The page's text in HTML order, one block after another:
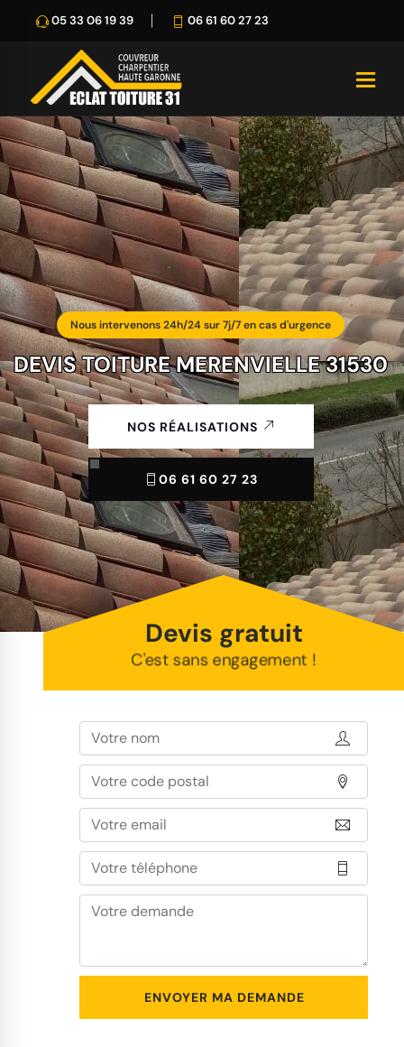
05 33 06 19 39 06 61 60 27 23
Nous intervenons 24h/24 sur 7j/7 en cas d'urgence
DEVIS TOITURE MERENVIELLE 31530
NOS RÉALISATIONS
06 61 60 27 23
Devis gratuit
C'est sans engagement !